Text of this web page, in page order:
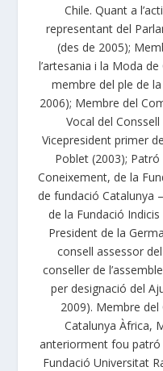
Chile. Quant a
representant del
(des de 2005);
l’artesania i la Moda
membre del ple de
2006); Membre del
Vocal del
Vicepresident primer
Poblet (2003);
Coneixement, de la
de fundació Catalunya
de la Fundació
President de la
consell assessor
conseller de
per designació del
2009). Membre
Catalunya Àfrica,
anteriorment fou patró
Fundació Universitat